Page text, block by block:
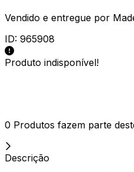
Vendido e entregue por
ID: 965908
Produto indisponível!
0 Produtos fazem parte
Descrição